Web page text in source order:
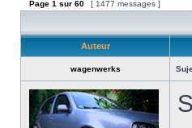
Page 1 sur 60 [ 1477 messages ]
Auteur
wagenwerks